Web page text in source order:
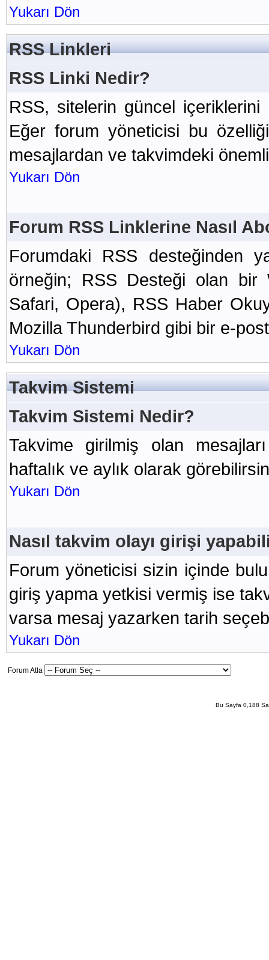
Yukarı Dön
RSS Linkleri
RSS Linki Nedir?
RSS, sitelerin güncel içeriklerini
Eğer forum yöneticisi bu
mesajlardan ve takvimdeki
Yukarı Dön
Forum RSS Linklerine Nasıl
Forumdaki RSS desteğinden
örneğin; RSS Desteği olan bir
Safari, Opera), RSS Haber
Mozilla Thunderbird gibi bir e-
Yukarı Dön
Takvim Sistemi
Takvim Sistemi Nedir?
Takvime girilmiş olan
haftalık ve aylık olarak
Yukarı Dön
Nasıl takvim olayı girişi
Forum yöneticisi sizin içinde
giriş yapma yetkisi vermiş ise
varsa mesaj yazarken tarih
Yukarı Dön
Forum Atla
Bu Sayfa 0,188